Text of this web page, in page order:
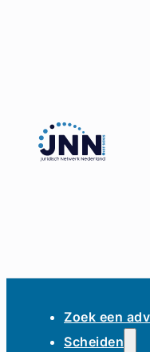
Zoek een
Scheiden